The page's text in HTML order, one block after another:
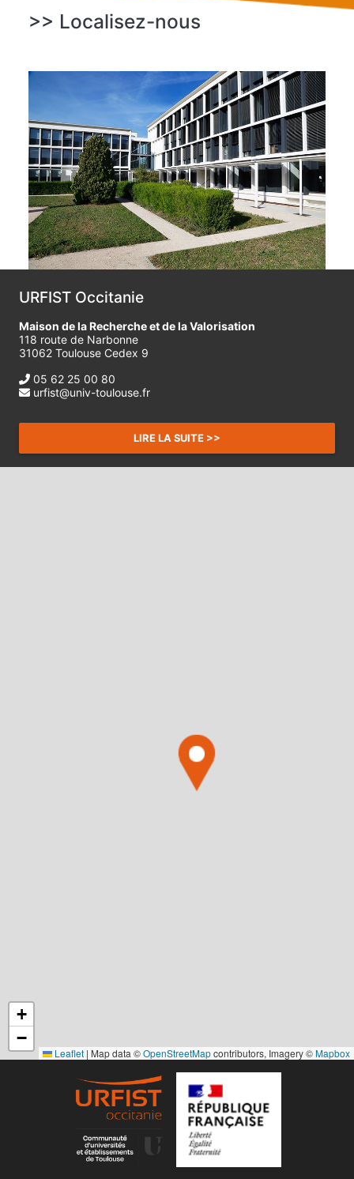
>> Localisez-nous
URFIST Occitanie
Maison de la Recherche et de la Valorisation
118 route de Narbonne
31062 Toulouse Cedex 9
05 62 25 00 80
urfist@univ-toulouse.fr
LIRE LA SUITE >>
+
−
Leaflet | Map data ©OpenStreetMapcontributors, Imagery ©Mapbox